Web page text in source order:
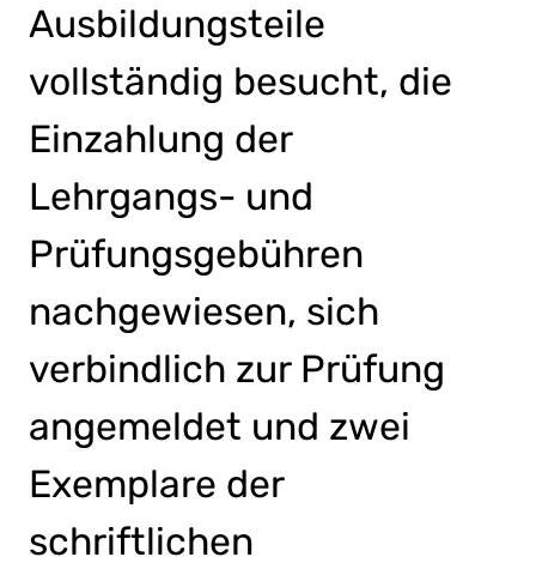
Ausbildungsteile
vollständig besucht, die
Einzahlung der
Lehrgangs- und
Prüfungsgebühren
nachgewiesen, sich
verbindlich zur Prüfung
angemeldet und zwei
Exemplare der
schriftlichen